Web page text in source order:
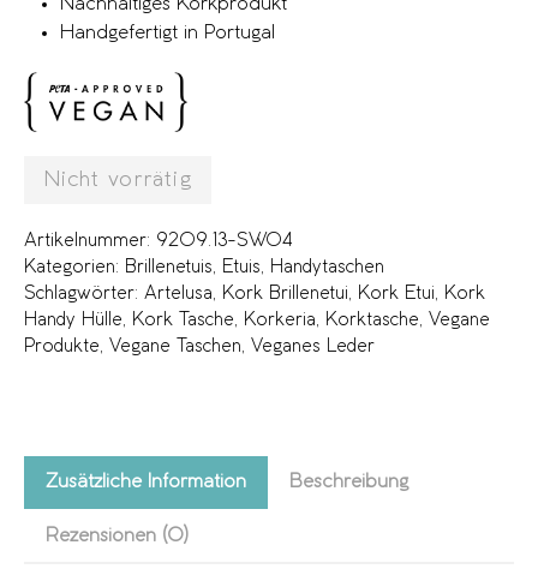
Nachhaltiges Korkprodukt
Handgefertigt in Portugal
Nicht vorrätig
Artikelnummer: 9209.13-SW04
Kategorien: Brillenetuis, Etuis, Handytaschen
Schlagwörter: Artelusa, Kork Brillenetui, Kork Etui, Kork
Handy Hülle, Kork Tasche, Korkeria, Korktasche, Vegane
Produkte, Vegane Taschen, Veganes Leder
Zusätzliche Information Beschreibung
Rezensionen (0)